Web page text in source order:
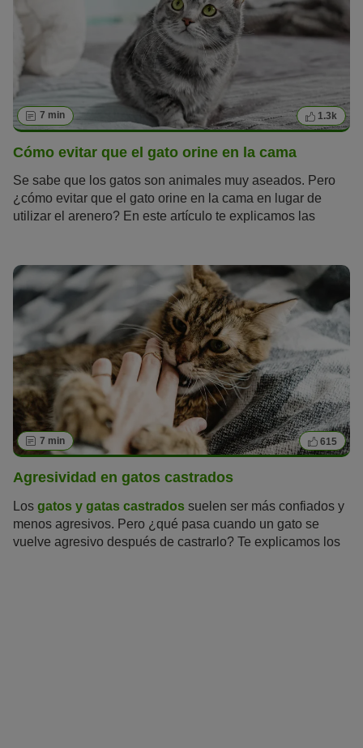
7 min 1.3k
Cómo evitar que el gato orine en la cama
Se sabe que los gatos son animales muy aseados. Pero
¿cómo evitar que el gato orine en la cama en lugar de
utilizar el arenero? En este artículo te explicamos las
7 min 615
Agresividad en gatos castrados
Los gatos y gatas castrados suelen ser más confiados y
menos agresivos. Pero ¿qué pasa cuando un gato se
vuelve agresivo después de castrarlo? Te explicamos los